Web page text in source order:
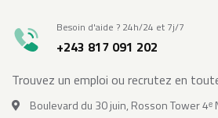
Besoin d'aide ? 24h/24 et 7j/7
+243 817 091 202
Trouvez un emploi ou recrutez en
Boulevard du 30 juin, Rosson Tower 4ᵉ